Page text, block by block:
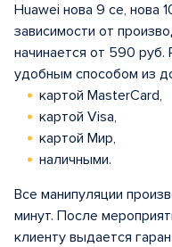
Huawei нова 9 се, нова
зависимости от
начинается от 590
удобным способом из
картой MasterCard,
картой Visa,
картой Мир,
наличными.
Все манипуляции
минут. После
клиенту выдается